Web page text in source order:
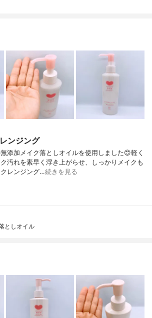
ンジング
添加メイク落としオイルを使用しました😊軽く
汚れを素早く浮き上がらせ、しっかりメイクも
レンジング…続きを見る
としオイル